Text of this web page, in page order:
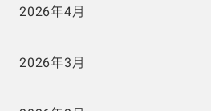
2026年4月
2026年3月